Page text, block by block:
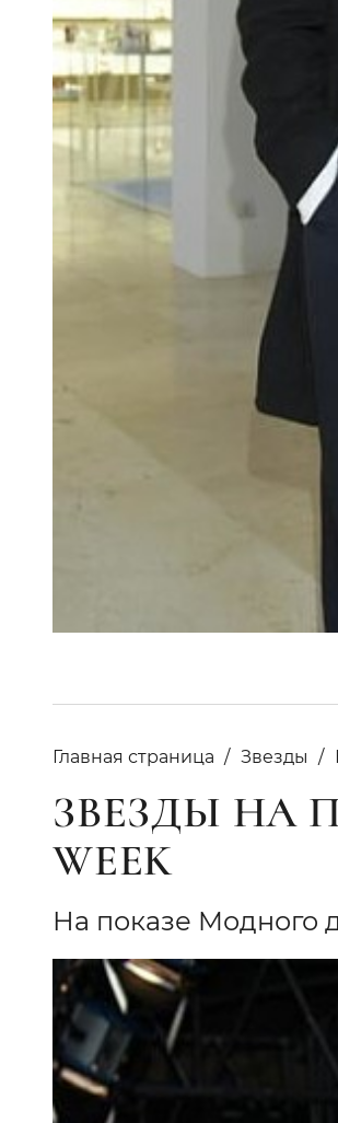
Главная страница Звезды
ЗВЕЗДЫ НА
WEEK
На показе Mодного